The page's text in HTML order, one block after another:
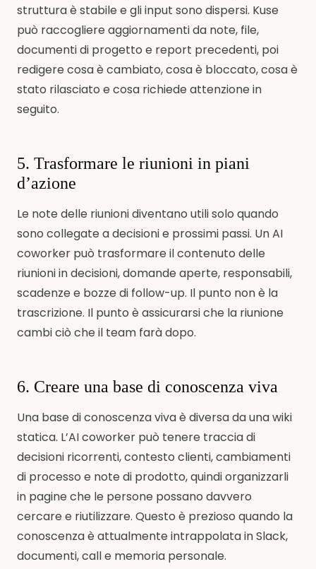
struttura è stabile e gli input sono dispersi. Kuse
può raccogliere aggiornamenti da note, file,
documenti di progetto e report precedenti, poi
redigere cosa è cambiato, cosa è bloccato, cosa è
stato rilasciato e cosa richiede attenzione in
seguito.
5. Trasformare le riunioni in piani
d’azione
Le note delle riunioni diventano utili solo quando
sono collegate a decisioni e prossimi passi. Un AI
coworker può trasformare il contenuto delle
riunioni in decisioni, domande aperte, responsabili,
scadenze e bozze di follow-up. Il punto non è la
trascrizione. Il punto è assicurarsi che la riunione
cambi ciò che il team farà dopo.
6. Creare una base di conoscenza viva
Una base di conoscenza viva è diversa da una wiki
statica. L’AI coworker può tenere traccia di
decisioni ricorrenti, contesto clienti, cambiamenti
di processo e note di prodotto, quindi organizzarli
in pagine che le persone possano davvero
cercare e riutilizzare. Questo è prezioso quando la
conoscenza è attualmente intrappolata in Slack,
documenti, call e memoria personale.